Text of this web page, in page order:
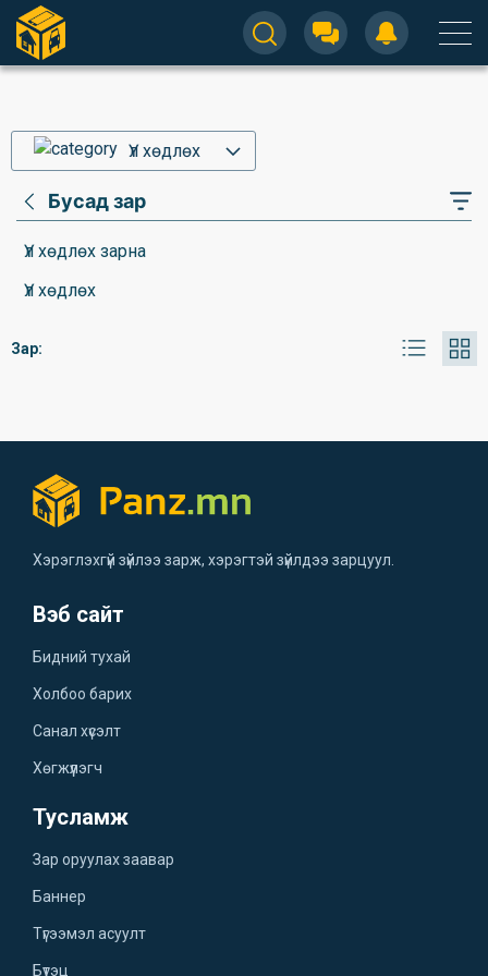
Үл хөдлөх
Бусад зар
Үл хөдлөх зарна
Үл хөдлөх
Зар:
Хэрэглэхгүй зүйлээ зарж, хэрэгтэй зүйлдээ зарцуул.
Вэб сайт
Бидний тухай
Холбоо барих
Санал хүсэлт
Хөгжүүлэгч
Тусламж
Зар оруулах заавар
Баннер
Түгээмэл асуулт
Бүтэц